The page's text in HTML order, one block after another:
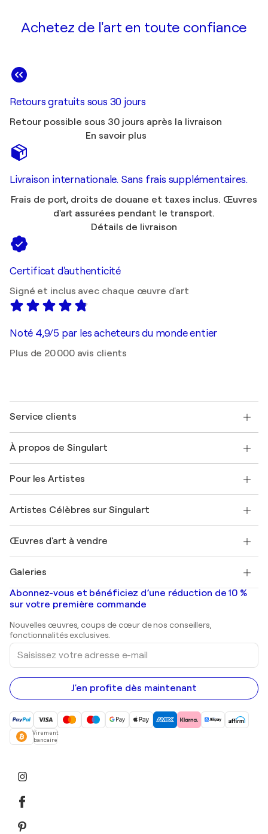
Achetez de l'art en toute confiance
Retours gratuits sous 30 jours
Retour possible sous 30 jours après la livraison
En savoir plus
Livraison internationale. Sans frais supplémentaires.
Frais de port, droits de douane et taxes inclus. Œuvres
d'art assurées pendant le transport.
Détails de livraison
Certificat d'authenticité
Signé et inclus avec chaque œuvre d'art
Noté 4,9/5 par les acheteurs du monde entier
Plus de 20 000 avis clients
Service clients
Expédition
Offrir une carte cadeau
Rejoignez notre programme commercial
Mon compte
+33 1 76 44 06 42
À propos de Singulart
FAQ
Magazine Singulart
Emplois
Découvrez une sélection d'art original
Pour les Artistes
Se connecter en tant qu'Artiste
Artistes Célèbres sur Singulart
Marc Chagall
Banksy
Mr. Brainwash
Shepard Fairey
Œuvres d'art à vendre
Tableaux abstraits à vendre
Peintures de paysage
Estampes
Peintures acryliques
Galeries
Galeries d'art en France
Galeries d'art en Belgique
Abonnez-vous et bénéficiez d’une réduction de 10 %
sur votre première commande
Nouvelles œuvres, coups de cœur de nos conseillers,
fonctionnalités exclusives.
Saisissez
votre
adresse
e-
mail
J'en profite dès maintenant
Virement
bancaire